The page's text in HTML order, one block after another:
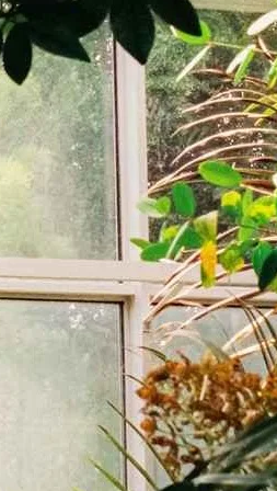
Pop Art-lijst
WhiteWall Design
Edition by Studio
Besau-Marguerre